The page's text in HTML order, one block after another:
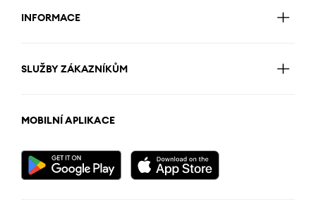
INFORMACE
SLUŽBY ZÁKAZNÍKŮM
MOBILNÍ APLIKACE